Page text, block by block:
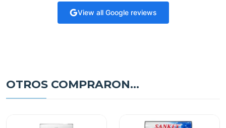
View all Google reviews
OTROS COMPRARON...